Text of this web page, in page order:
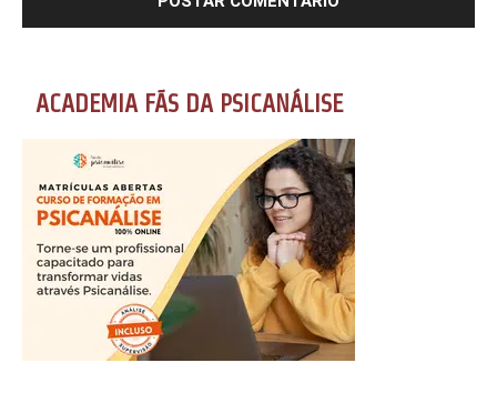
ACADEMIA FÃS DA PSICANÁLISE